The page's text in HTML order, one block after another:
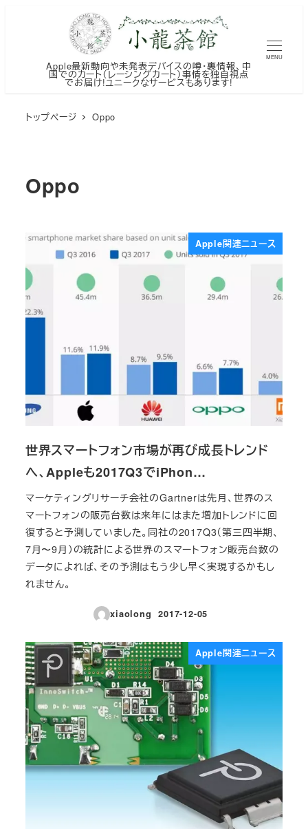
Apple最新動向や未発表デバイスの噂・裏情報、中
国でのカート（レーシングカート）事情を独自視点
でお届け!ユニークなサービスもあります!
MENU
トップページ Oppo
Oppo
Apple関連ニュース
世界スマートフォン市場が再び成長トレンド
へ、Appleも2017Q3でiPhon…
マーケティングリサーチ会社のGartnerは先月、世界のス
マートフォンの販売台数は来年にはまた増加トレンドに回
復すると予測していました。同社の2017Q3（第三四半期、
7月〜9月）の統計による世界のスマートフォン販売台数の
データによれば、その予測はもう少し早く実現するかもし
れません。
xiaolong
投稿日
2017-12-05
Apple関連ニュース